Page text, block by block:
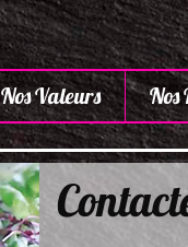
Nos Valeurs Nos